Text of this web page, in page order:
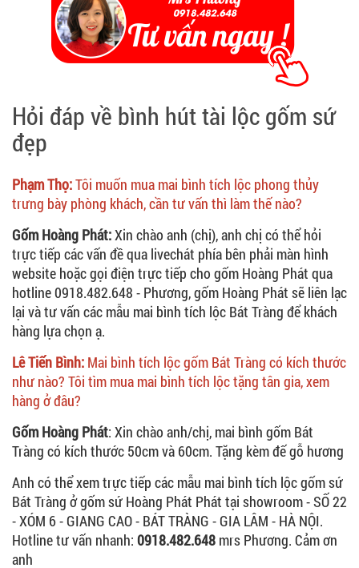
Hỏi đáp về bình hút tài lộc gốm sứ
đẹp
Phạm Thọ:Tôi muốn mua mai bình tích lộc phong thủy
trưng bày phòng khách, cần tư vấn thì làm thế nào?
Gốm Hoàng Phát:Xin chào anh (chị), anh chị có thể hỏi
trực tiếp các vấn đề qua livechát phía bên phải màn hình
website hoặc gọi điện trực tiếp cho gốm Hoàng Phát qua
hotline 0918.482.648 - Phương, gốm Hoàng Phát sẽ liên lạc
lại và tư vấn các mẫu mai bình tích lộc Bát Tràng để khách
hàng lựa chọn ạ.
Lê Tiến Bình: Mai bình tích lộc gốm Bát Tràng có kích thước
như nào? Tôi tìm mua mai bình tích lộc tặng tân gia, xem
hàng ở đâu?
Gốm Hoàng Phát: Xin chào anh/chị, mai bình gốm Bát
Tràng có kích thước 50cm và 60cm. Tặng kèm đế gỗ hương
Anh có thể xem trực tiếp các mẫu mai bình tích lộc gốm sứ
Bát Tràng ở gốm sứ Hoàng Phát Phát tại showroom - SỐ 22
- XÓM 6 - GIANG CAO - BÁT TRÀNG - GIA LÂM - HÀ NỘI.
Hotline tư vấn nhanh: 0918.482.648 mrs Phương. Cảm ơn
anh